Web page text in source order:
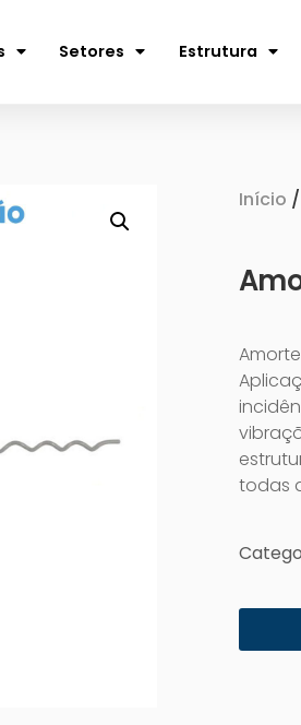
Setores Estrutura
Início /
todas